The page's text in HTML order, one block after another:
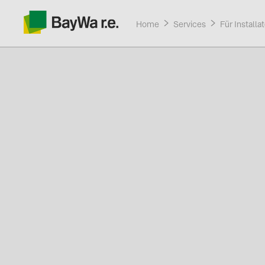
Home Services Für